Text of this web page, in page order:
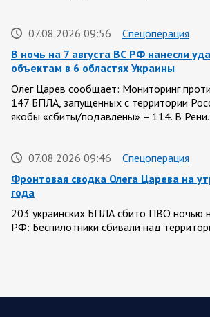
07.08.2026 09:56
Спецоперация
В ночь на 7 августа ВС РФ нанесли
объектам в 6 областях Украины
Олег Царев сообщает: Мониторинг
147 БПЛА, запущенных с территории
якобы «сбиты/подавлены» – 114. В
07.08.2026 09:46
Спецоперация
Фронтовая сводка Олега Царева на
года
203 украинских БПЛА сбито ПВО ночью
РФ: Беспилотники сбивали над
07.08.2026 07:48
Спецоперация